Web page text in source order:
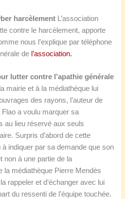
harcèlement
L’association
contre le harcèlement, apporte
nous l’explique par téléphone
de l’association.
lutter contre l’apathie générale
mairie et à la médiathèque lui
des rayons, l’auteur de
a voulu marquer sa
au lieu réservé aux seuls
Surpris d’abord de cette
à indiquer par sa demande que son
nonàune partie de la
la médiathèque Pierre Mendès
rappeler et d’échanger avec lui
du ressenti de l’équipe touchée.